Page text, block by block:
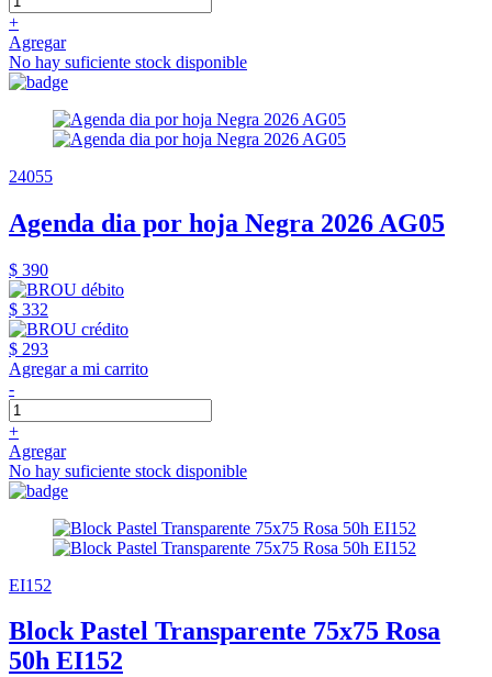
+
Agregar
No hay suficiente stock disponible
24055
Agenda dia por hoja Negra 2026 AG05
$ 390
$ 332
$ 293
Agregar a mi carrito
-
+
Agregar
No hay suficiente stock disponible
EI152
Block Pastel Transparente 75x75 Rosa
50h EI152